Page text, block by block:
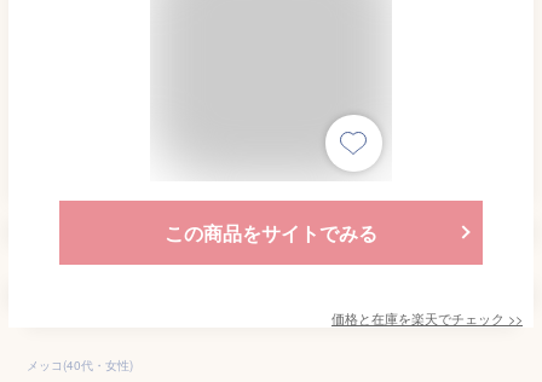
この商品をサイトでみる
価格と在庫を楽天でチェック >>
メッコ(40代・女性)